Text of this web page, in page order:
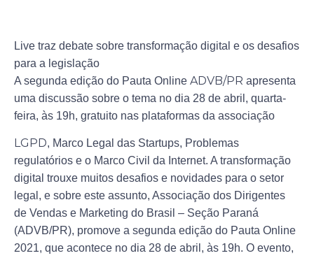
Live traz debate sobre transformação digital e os desafios
para a legislação
A segunda edição do Pauta Online ADVB/PR apresenta
uma discussão sobre o tema no dia 28 de abril, quarta-
feira, às 19h, gratuito nas plataformas da associação
LGPD, Marco Legal das Startups, Problemas
regulatórios e o Marco Civil da Internet. A transformação
digital trouxe muitos desafios e novidades para o setor
legal, e sobre este assunto, Associação dos Dirigentes
de Vendas e Marketing do Brasil – Seção Paraná
(ADVB/PR), promove a segunda edição do Pauta Online
2021, que acontece no dia 28 de abril, às 19h. O evento,